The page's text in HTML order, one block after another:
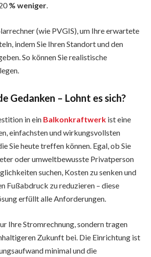
% weniger.
(wie PVGIS), um Ihre erwartete
indem Sie Ihren Standort und den
So können Sie realistische
Gedanken – Lohnt es sich?
in ein Balkonkraftwerk ist eine
einfachsten und wirkungsvollsten
Sie heute treffen können. Egal, ob Sie
oder umweltbewusste Privatperson
suchen, Kosten zu senken und
Fußabdruck zu reduzieren – diese
erfüllt alle Anforderungen.
Ihre Stromrechnung, sondern tragen
Zukunft bei. Die Einrichtung ist
minimal und die